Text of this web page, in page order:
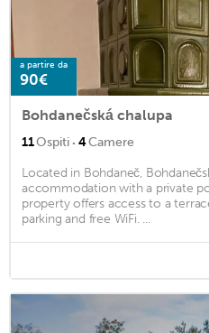
a partire da
90€
Bohdanečská chalupa
11Ospiti · 4Camere
Located in Bohdaneč,
accommodation with a private
property offers access to a
parking and free WiFi. ...